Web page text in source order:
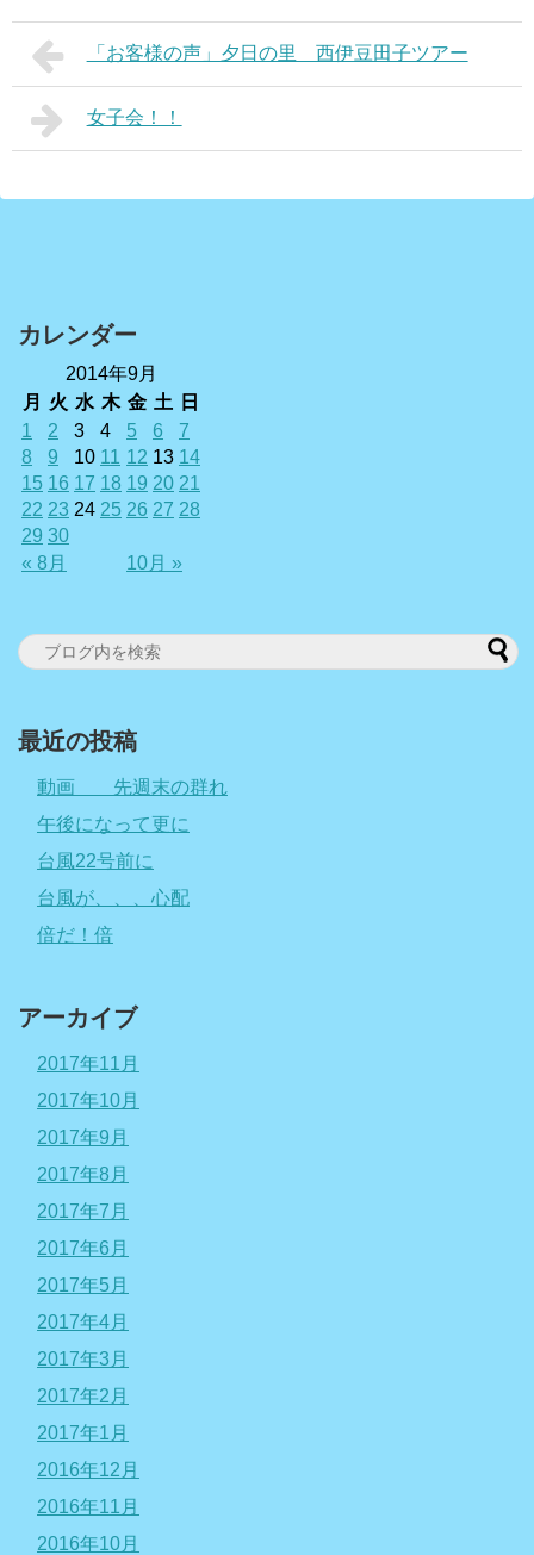
「お客様の声」夕日の里 西伊豆田子ツアー
女子会！！
カレンダー
2014年9月
月
火 水 木 金 土 日
« 8月 10月 »
1 2 3 4 5 6
7
8
9 10 11 12 13 14
15 16 17 18 19 20 21
22 23 24 25 26 27 28
29 30
最近の投稿
動画 先週末の群れ
午後になって更に
台風22号前に
台風が、、、心配
倍だ！倍
アーカイブ
2017年11月
2017年10月
2017年9月
2017年8月
2017年7月
2017年6月
2017年5月
2017年4月
2017年3月
2017年2月
2017年1月
2016年12月
2016年11月
2016年10月